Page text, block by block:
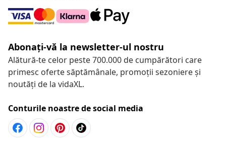
Abonați-vă la newsletter-ul nostru
Alătură-te celor peste 700.000 de cumpărători care
primesc oferte săptămânale, promoții sezoniere și
noutăți de la vidaXL.
Conturile noastre de social media